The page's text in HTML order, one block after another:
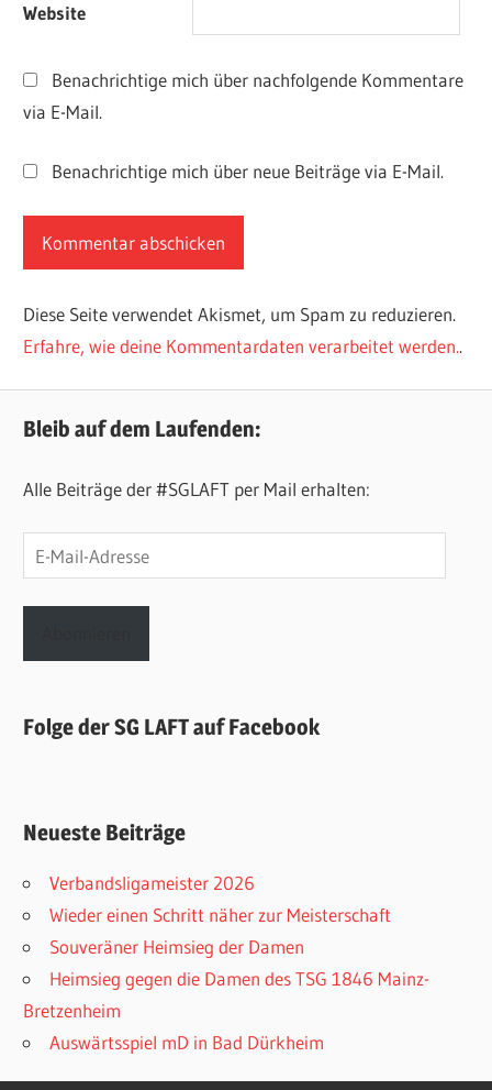
Website
Benachrichtige mich über nachfolgende Kommentare
via E-Mail.
Benachrichtige mich über neue Beiträge via E-Mail.
Diese Seite verwendet Akismet, um Spam zu reduzieren.
Erfahre, wie deine Kommentardaten verarbeitet werden..
Bleib auf dem Laufenden:
Alle Beiträge der #SGLAFT per Mail erhalten:
E-
Mail-
Adresse
Folge der SG LAFT auf Facebook
Neueste Beiträge
Verbandsligameister 2026
Wieder einen Schritt näher zur Meisterschaft
Souveräner Heimsieg der Damen
Heimsieg gegen die Damen des TSG 1846 Mainz-
Bretzenheim
Auswärtsspiel mD in Bad Dürkheim